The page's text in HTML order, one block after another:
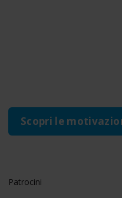
Scopri le
Patrocini